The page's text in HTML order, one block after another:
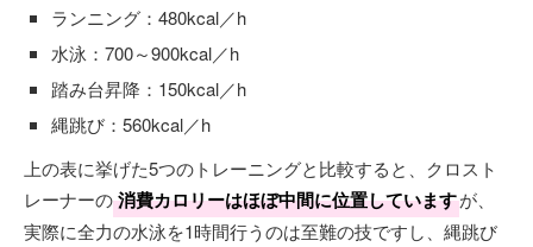
ランニング：480kcal／h
水泳：700～900kcal／h
踏み台昇降：150kcal／h
縄跳び：560kcal／h
上の表に挙げた5つのトレーニングと比較すると、クロスト
レーナーの消費カロリーはほぼ中間に位置していますが、
実際に全力の水泳を1時間行うのは至難の技ですし、縄跳び